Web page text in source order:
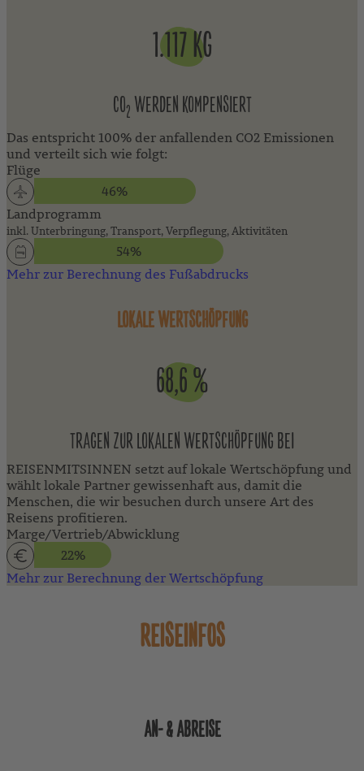
1.117 KG
CO2 WERDEN KOMPENSIERT
Das entspricht 100% der anfallenden CO2 Emissionen
und verteilt sich wie folgt:
Flüge
46%
Landprogramm
inkl. Unterbringung, Transport, Verpflegung, Aktivitäten
54%
Mehr zur Berechnung des Fußabdrucks
LOKALE WERTSCHÖPFUNG
68,6 %
TRAGEN ZUR LOKALEN WERTSCHÖPFUNG BEI
REISENMITSINNEN setzt auf lokale Wertschöpfung und
wählt lokale Partner gewissenhaft aus, damit die
Menschen, die wir besuchen durch unsere Art des
Reisens profitieren.
Marge/Vertrieb/Abwicklung
22%
Mehr zur Berechnung der Wertschöpfung
REISEINFOS
AN- & ABREISE